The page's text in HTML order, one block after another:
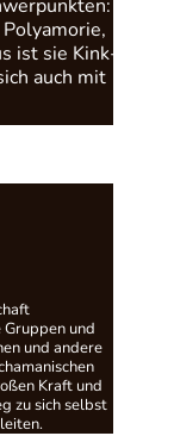
ist sie Kink-
auch mit
und
und andere
Kraft und
zu sich selbst